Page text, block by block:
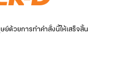
ด้วยการทำคำสั่งนี้ให้เสร็จสิ้น